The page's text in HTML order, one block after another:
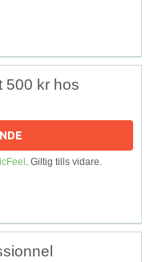
500 kr hos
. Giltig tills vidare.